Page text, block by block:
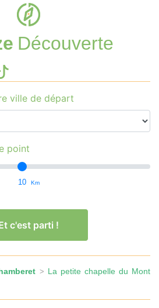
Découverte
ville de départ
point
10 Km
c'est parti !
> La petite chapelle du Mont